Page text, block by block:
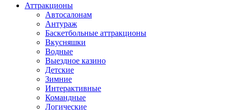
Аттракционы
Автосалонам
Антураж
Баскетбольные аттракционы
Вкусняшки
Водные
Выездное казино
Детские
Зимние
Интерактивные
Командные
Логические